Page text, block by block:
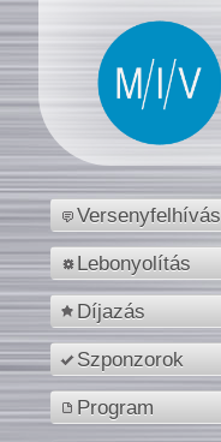
Versenyfelhívás
Lebonyolítás
Díjazás
Szponzorok
Program